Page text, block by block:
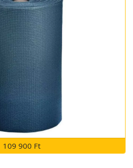
109 900 Ft